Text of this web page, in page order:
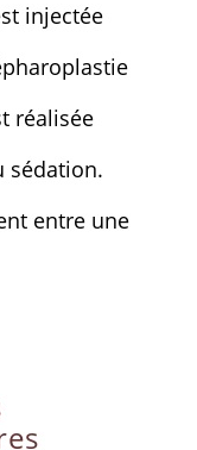
injectée
réalisée
sédation.
entre une